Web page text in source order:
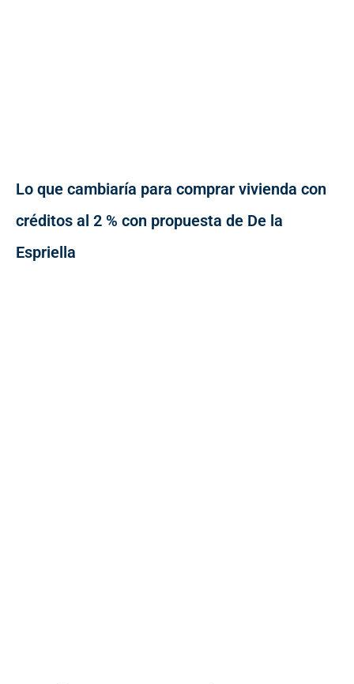
Lo que cambiaría para comprar vivienda con
créditos al 2 % con propuesta de De la
Espriella